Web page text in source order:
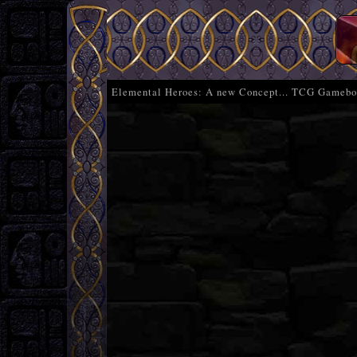
Elemental Heroes: A new Concept... TCG